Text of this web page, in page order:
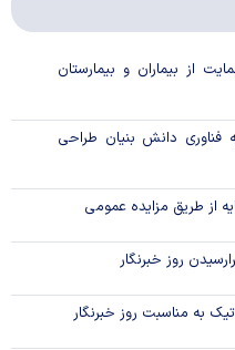
از بیماران و بیمارستان
فناوری دانش بنیان طراحی
از طریق مزایده عمومی
روز خبرنگار
به مناسبت روز خبرنگار